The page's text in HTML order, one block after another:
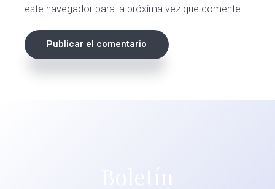
este navegador para la próxima vez que comente.